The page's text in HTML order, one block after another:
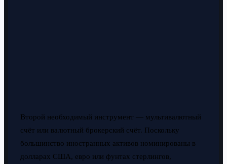
Второй необходимый инструмент — мультивалютный
счёт или валютный брокерский счёт. Поскольку
большинство иностранных активов номинированы в
долларах США, евро или фунтах стерлингов,